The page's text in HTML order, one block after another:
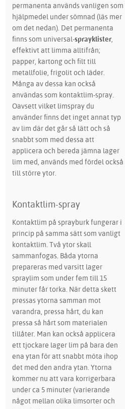
permanenta används vanligen som
hjälpmedel under sömnad (läs mer
om det nedan). Det permanenta
finns som universal-sprayklister,
effektivt att limma alltifrån;
papper, kartong och filt till
metallfolie, frigolit och läder.
Många av dessa kan också
användas som kontaktlim-spray.
Oavsett vilket limspray du
använder finns det inget annat typ
av lim där det går så lätt och så
snabbt som med dessa att
applicera och bereda jämna lager
lim med, används med fördel också
till större ytor.
Kontaktlim-spray
Kontaktlim på sprayburk fungerar i
princip på samma sätt som vanligt
kontaktlim. Två ytor skall
sammanfogas. Båda ytorna
prepareras med varsitt lager
spraylim som under fem till 15
minuter får torka. När detta skett
pressas ytorna samman mot
varandra, pressa hårt, du kan
pressa så hårt som materialen
tillåter. Man kan också applicera
ett tjockare lager lim på bara den
ena ytan för att snabbt möta ihop
det med den andra ytan. Ytorna
kommer nu att vara korrigerbara
under ca 5 minuter (varierande
något mellan olika limsorter och